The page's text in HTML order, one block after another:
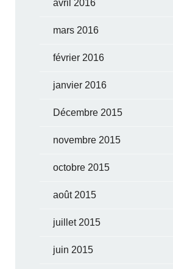
avril 2016
mars 2016
février 2016
janvier 2016
Décembre 2015
novembre 2015
octobre 2015
août 2015
juillet 2015
juin 2015